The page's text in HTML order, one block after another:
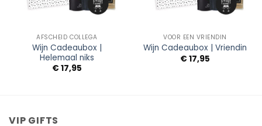
AFSCHEID COLLEGA
Wijn Cadeaubox |
Helemaal niks
€17,95
VOOR EEN VRIENDIN
Wijn Cadeaubox | Vriendin
€17,95
VIP GIFTS